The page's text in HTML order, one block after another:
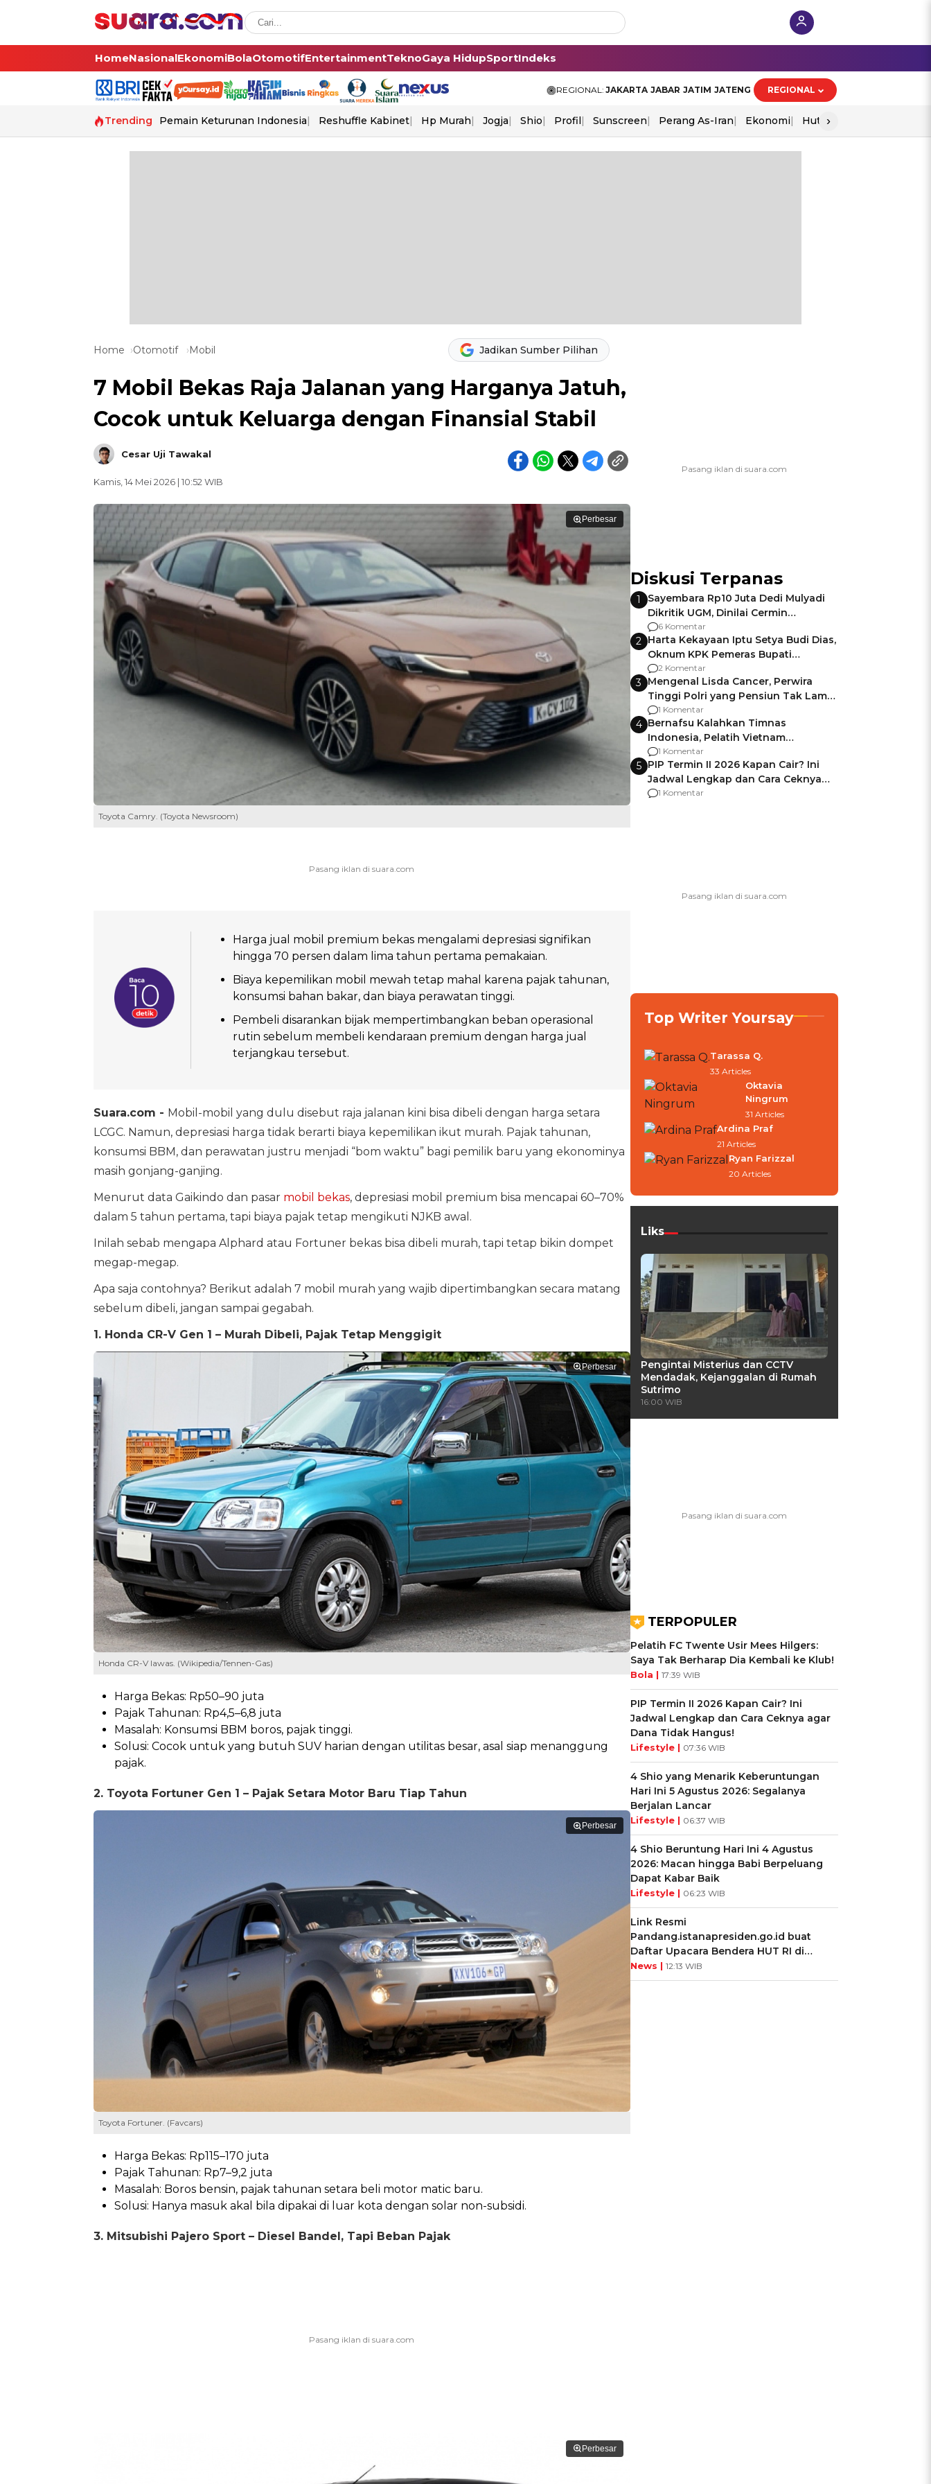
HomeNasionalEkonomiBolaOtomotifEntertainmentTeknoGaya HidupSportIndeks
REGIONAL: JAKARTA JABAR JATIM JATENG REGIONAL
Trending Pemain Keturunan Indonesia Reshuffle Kabinet Hp Murah Jogja Shio Profil Sunscreen Perang As-Iran Ekonomi Hut Ri
›
Home Otomotif Mobil Jadikan Sumber Pilihan
7 Mobil Bekas Raja Jalanan yang Harganya Jatuh,
Cocok untuk Keluarga dengan Finansial Stabil
Cesar Uji Tawakal
Kamis, 14 Mei 2026 | 10:52 WIB
Perbesar
Toyota Camry. (Toyota Newsroom)
Harga jual mobil premium bekas mengalami depresiasi signifikan
hingga 70 persen dalam lima tahun pertama pemakaian.
Biaya kepemilikan mobil mewah tetap mahal karena pajak tahunan,
konsumsi bahan bakar, dan biaya perawatan tinggi.
Pembeli disarankan bijak mempertimbangkan beban operasional
rutin sebelum membeli kendaraan premium dengan harga jual
terjangkau tersebut.
Suara.com - Mobil-mobil yang dulu disebut raja jalanan kini bisa dibeli dengan harga setara
LCGC. Namun, depresiasi harga tidak berarti biaya kepemilikan ikut murah. Pajak tahunan,
konsumsi BBM, dan perawatan justru menjadi “bom waktu” bagi pemilik baru yang ekonominya
masih gonjang-ganjing.
Menurut data Gaikindo dan pasar mobil bekas, depresiasi mobil premium bisa mencapai 60–70%
dalam 5 tahun pertama, tapi biaya pajak tetap mengikuti NJKB awal.
Inilah sebab mengapa Alphard atau Fortuner bekas bisa dibeli murah, tapi tetap bikin dompet
megap-megap.
Apa saja contohnya? Berikut adalah 7 mobil murah yang wajib dipertimbangkan secara matang
sebelum dibeli, jangan sampai gegabah.
1. Honda CR-V Gen 1 – Murah Dibeli, Pajak Tetap Menggigit
Perbesar
Honda CR-V lawas. (Wikipedia/Tennen-Gas)
Harga Bekas: Rp50–90 juta
Pajak Tahunan: Rp4,5–6,8 juta
Masalah: Konsumsi BBM boros, pajak tinggi.
Solusi: Cocok untuk yang butuh SUV harian dengan utilitas besar, asal siap menanggung
pajak.
2. Toyota Fortuner Gen 1 – Pajak Setara Motor Baru Tiap Tahun
Perbesar
Toyota Fortuner. (Favcars)
Harga Bekas: Rp115–170 juta
Pajak Tahunan: Rp7–9,2 juta
Masalah: Boros bensin, pajak tahunan setara beli motor matic baru.
Solusi: Hanya masuk akal bila dipakai di luar kota dengan solar non-subsidi.
3. Mitsubishi Pajero Sport – Diesel Bandel, Tapi Beban Pajak
Perbesar
Diskusi Terpanas
1
Sayembara Rp10 Juta Dedi Mulyadi
Dikritik UGM, Dinilai Cermin
Gagalnya Negara Jamin Keamanan
6 Komentar
2 Harta Kekayaan Iptu Setya Budi Dias,
Oknum KPK Pemeras Bupati
Pemalang
2 Komentar
3 Mengenal Lisda Cancer, Perwira
Tinggi Polri yang Pensiun Tak Lama
Usai Jadi Brigjen
1 Komentar
4 Bernafsu Kalahkan Timnas
Indonesia, Pelatih Vietnam
Berencana Pakai Jimat di Pakansari
1 Komentar
5 PIP Termin II 2026 Kapan Cair? Ini
Jadwal Lengkap dan Cara Ceknya
agar Dana Tidak Hangus!
1 Komentar
Top Writer Yoursay
Tarassa Q.
33 Articles
Oktavia
Ningrum
31 Articles
Ardina Praf
21 Articles
Ryan Farizzal
20 Articles
Liks
Pengintai Misterius dan CCTV
Mendadak, Kejanggalan di Rumah
Sutrimo
16:00 WIB
TERPOPULER
Pelatih FC Twente Usir Mees Hilgers:
Saya Tak Berharap Dia Kembali ke Klub!
Bola | 17:39 WIB
PIP Termin II 2026 Kapan Cair? Ini
Jadwal Lengkap dan Cara Ceknya agar
Dana Tidak Hangus!
Lifestyle | 07:36 WIB
4 Shio yang Menarik Keberuntungan
Hari Ini 5 Agustus 2026: Segalanya
Berjalan Lancar
Lifestyle | 06:37 WIB
4 Shio Beruntung Hari Ini 4 Agustus
2026: Macan hingga Babi Berpeluang
Dapat Kabar Baik
Lifestyle | 06:23 WIB
Link Resmi
Pandang.istanapresiden.go.id buat
Daftar Upacara Bendera HUT RI di
Istana Negara
News | 12:13 WIB